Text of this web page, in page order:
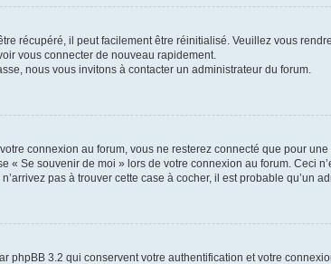
récupéré, il peut facilement être réinitialisé. Veuillez vous
vous connecter de nouveau rapidement.
nous vous invitons à contacter un administrateur du forum.
connexion au forum, vous ne resterez connecté que pour
« Se souvenir de moi » lors de votre connexion au forum. Ceci
pas à trouver cette case à cocher, il est probable qu’un
phpBB 3.2 qui conservent votre authentification et votre